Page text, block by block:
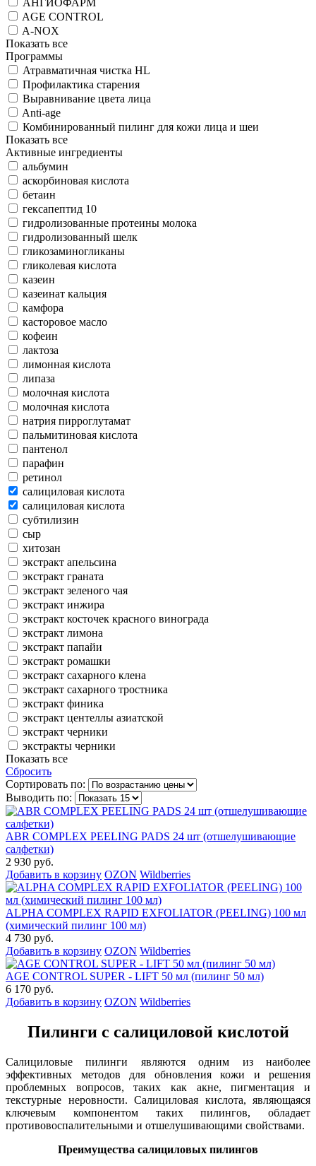
AGE CONTROL
A-NOX
Показать все
Программы
Атравматичная чистка HL
Профилактика старения
Выравнивание цвета лица
Anti-age
Комбинированный пилинг для кожи лица и шеи
Показать все
Активные ингредиенты
альбумин
аскорбиновая кислота
бетаин
гексапептид 10
гидролизованные протеины молока
гидролизованный шелк
гликозаминогликаны
гликолевая кислота
казеин
казеинат кальция
камфора
касторовое масло
кофеин
лактоза
лимонная кислота
липаза
молочная кислота
молочная кислота
натрия пирроглутамат
пальмитиновая кислота
пантенол
парафин
ретинол
салициловая кислота
салициловая кислота
субтилизин
сыр
хитозан
экстракт апельсина
экстракт граната
экстракт зеленого чая
экстракт инжира
экстракт косточек красного винограда
экстракт лимона
экстракт папайи
экстракт ромашки
экстракт сахарного клена
экстракт сахарного тростника
экстракт финика
экстракт центеллы азиатской
экстракт черники
экстракты черники
Показать все
Сбросить
Сортировать по:
Выводить по:
ABR COMPLEX PEELING PADS 24 шт (отшелушивающие
салфетки)
2 930 руб.
Добавить в корзину OZON Wildberries
ALPHA COMPLEX RAPID EXFOLIATOR (PEELING) 100 мл
(химический пилинг 100 мл)
4 730 руб.
Добавить в корзину OZON Wildberries
AGE CONTROL SUPER - LIFT 50 мл (пилинг 50 мл)
6 170 руб.
Добавить в корзину OZON Wildberries
Пилинги с салициловой кислотой
Салициловые пилинги являются одним из наиболее
эффективных методов для обновления кожи и решения
проблемных вопросов, таких как акне, пигментация и
текстурные неровности. Салициловая кислота, являющаяся
ключевым компонентом таких пилингов, обладает
противовоспалительными и отшелушивающими свойствами.
Преимущества салициловых пилингов